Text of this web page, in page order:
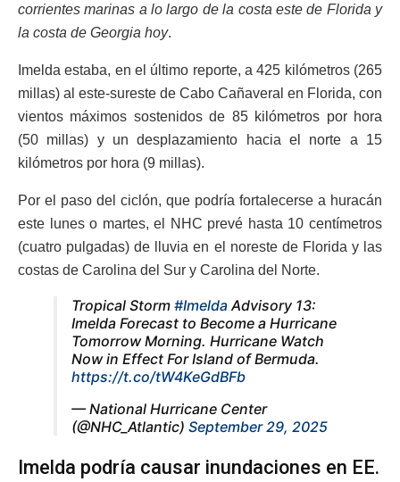
corrientes marinas a lo largo de la costa este de Florida y
la costa de Georgia hoy.
Imelda estaba, en el último reporte, a 425 kilómetros (265
millas) al este-sureste de Cabo Cañaveral en Florida, con
vientos máximos sostenidos de 85 kilómetros por hora
(50 millas) y un desplazamiento hacia el norte a 15
kilómetros por hora (9 millas).
Por el paso del ciclón, que podría fortalecerse a huracán
este lunes o martes, el NHC prevé hasta 10 centímetros
(cuatro pulgadas) de lluvia en el noreste de Florida y las
costas de Carolina del Sur y Carolina del Norte.
Tropical Storm #Imelda Advisory 13:
Imelda Forecast to Become a Hurricane
Tomorrow Morning. Hurricane Watch
Now in Effect For Island of Bermuda.
https://t.co/tW4KeGdBFb
— National Hurricane Center
(@NHC_Atlantic) September 29, 2025
Imelda podría causar inundaciones en EE.